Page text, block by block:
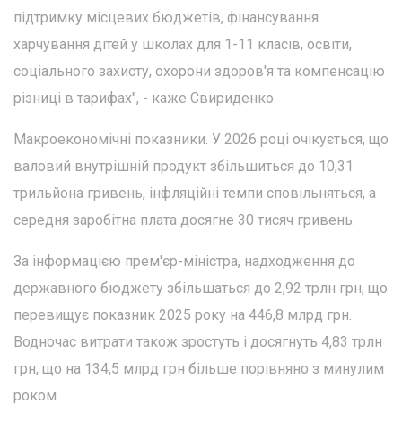
підтримку місцевих бюджетів, фінансування
харчування дітей у школах для 1-11 класів, освіти,
соціального захисту, охорони здоров'я та компенсацію
різниці в тарифах", - каже Свириденко.
Макроекономічні показники. У 2026 році очікується, що
валовий внутрішній продукт збільшиться до 10,31
трильйона гривень, інфляційні темпи сповільняться, а
середня заробітна плата досягне 30 тисяч гривень.
За інформацією прем'єр-міністра, надходження до
державного бюджету збільшаться до 2,92 трлн грн, що
перевищує показник 2025 року на 446,8 млрд грн.
Водночас витрати також зростуть і досягнуть 4,83 трлн
грн, що на 134,5 млрд грн більше порівняно з минулим
роком.